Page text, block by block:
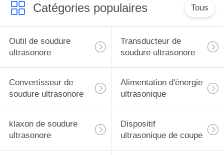
Catégories populaires Tous
Outil de soudure
ultrasonore
Transducteur de
soudure ultrasonore
Convertisseur de
soudure ultrasonore
Alimentation d'énergie
ultrasonique
klaxon de soudure
ultrasonore
Dispositif
ultrasonique de coupe